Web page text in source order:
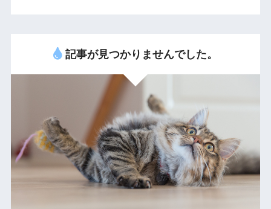
記事が見つかりませんでした。